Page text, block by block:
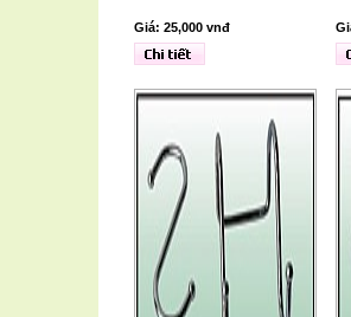
Giá: 25,000 vnđ